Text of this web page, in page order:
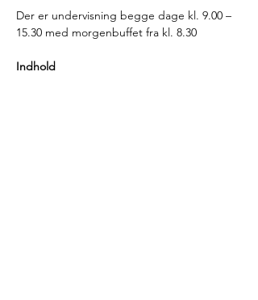
Der er undervisning begge dage kl. 9.00 –
15.30 med morgenbuffet fra kl. 8.30
Indhold